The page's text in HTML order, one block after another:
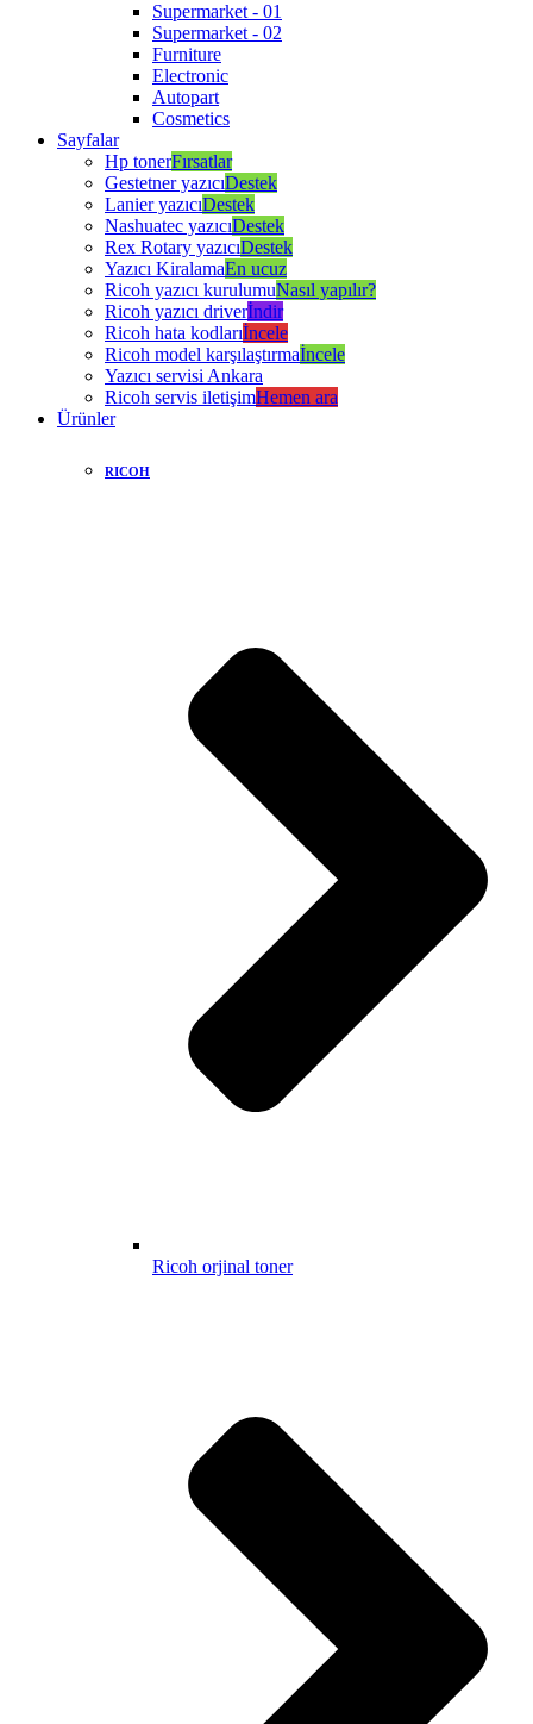
Supermarket - 01
Supermarket - 02
Furniture
Electronic
Autopart
Cosmetics
Sayfalar
Hp tonerFırsatlar
Gestetner yazıcıDestek
Lanier yazıcıDestek
Nashuatec yazıcıDestek
Rex Rotary yazıcıDestek
Yazıcı KiralamaEn ucuz
Ricoh yazıcı kurulumuNasıl yapılır?
Ricoh yazıcı driverİndir
Ricoh hata kodlarıİncele
Ricoh model karşılaştırmaİncele
Yazıcı servisi Ankara
Ricoh servis iletişimHemen ara
Ürünler
RICOH
Ricoh orjinal toner